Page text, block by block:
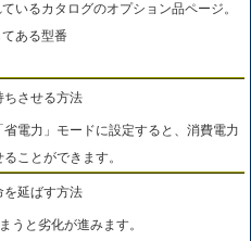
いるカタログのオプション品ページ。
ある型番
ちさせる方法
電力」モードに設定すると、消費電力
ことができます。
を延ばす方法
うと劣化が進みます。